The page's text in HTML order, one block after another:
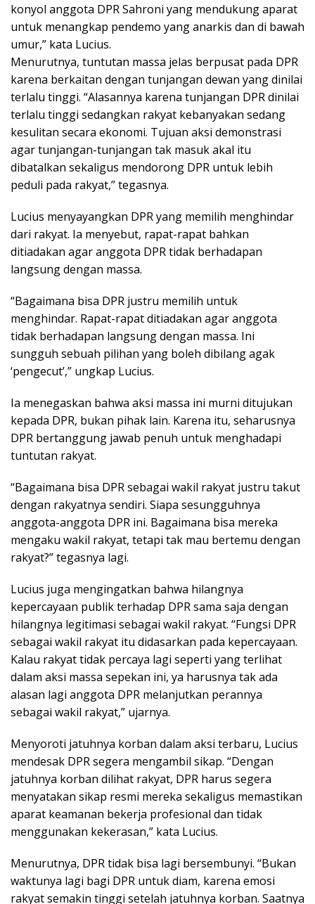
konyol anggota DPR Sahroni yang mendukung aparat
untuk menangkap pendemo yang anarkis dan di bawah
umur,” kata Lucius.
Menurutnya, tuntutan massa jelas berpusat pada DPR
karena berkaitan dengan tunjangan dewan yang dinilai
terlalu tinggi. “Alasannya karena tunjangan DPR dinilai
terlalu tinggi sedangkan rakyat kebanyakan sedang
kesulitan secara ekonomi. Tujuan aksi demonstrasi
agar tunjangan-tunjangan tak masuk akal itu
dibatalkan sekaligus mendorong DPR untuk lebih
peduli pada rakyat,” tegasnya.
Lucius menyayangkan DPR yang memilih menghindar
dari rakyat. Ia menyebut, rapat-rapat bahkan
ditiadakan agar anggota DPR tidak berhadapan
langsung dengan massa.
“Bagaimana bisa DPR justru memilih untuk
menghindar. Rapat-rapat ditiadakan agar anggota
tidak berhadapan langsung dengan massa. Ini
sungguh sebuah pilihan yang boleh dibilang agak
‘pengecut’,” ungkap Lucius.
Ia menegaskan bahwa aksi massa ini murni ditujukan
kepada DPR, bukan pihak lain. Karena itu, seharusnya
DPR bertanggung jawab penuh untuk menghadapi
tuntutan rakyat.
“Bagaimana bisa DPR sebagai wakil rakyat justru takut
dengan rakyatnya sendiri. Siapa sesungguhnya
anggota-anggota DPR ini. Bagaimana bisa mereka
mengaku wakil rakyat, tetapi tak mau bertemu dengan
rakyat?” tegasnya lagi.
Lucius juga mengingatkan bahwa hilangnya
kepercayaan publik terhadap DPR sama saja dengan
hilangnya legitimasi sebagai wakil rakyat. “Fungsi DPR
sebagai wakil rakyat itu didasarkan pada kepercayaan.
Kalau rakyat tidak percaya lagi seperti yang terlihat
dalam aksi massa sepekan ini, ya harusnya tak ada
alasan lagi anggota DPR melanjutkan perannya
sebagai wakil rakyat,” ujarnya.
Menyoroti jatuhnya korban dalam aksi terbaru, Lucius
mendesak DPR segera mengambil sikap. “Dengan
jatuhnya korban dilihat rakyat, DPR harus segera
menyatakan sikap resmi mereka sekaligus memastikan
aparat keamanan bekerja profesional dan tidak
menggunakan kekerasan,” kata Lucius.
Menurutnya, DPR tidak bisa lagi bersembunyi. “Bukan
waktunya lagi bagi DPR untuk diam, karena emosi
rakyat semakin tinggi setelah jatuhnya korban. Saatnya